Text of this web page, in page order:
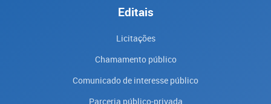
Editais
Licitações
Chamamento público
Comunicado de interesse público
Parceria público-privada